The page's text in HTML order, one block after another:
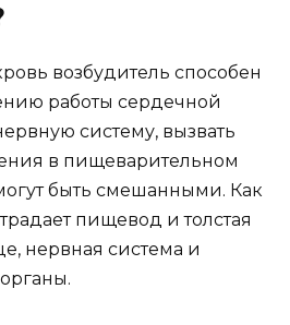
возбудитель способен
работы сердечной
систему, вызвать
в пищеварительном
быть смешанными. Как
пищевод и толстая
нервная система и